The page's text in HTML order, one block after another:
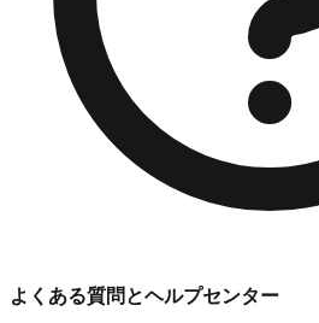
よくある質問とヘルプセンター